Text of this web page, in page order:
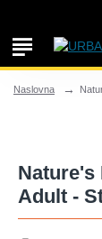
Naslovna
Nature's
Adult -